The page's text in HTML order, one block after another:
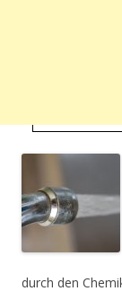
durch den